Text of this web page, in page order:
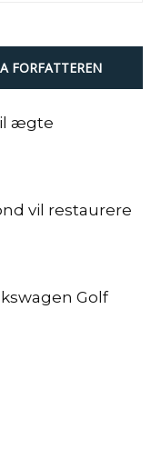
FORFATTEREN
ægte
vil restaurere
Golf